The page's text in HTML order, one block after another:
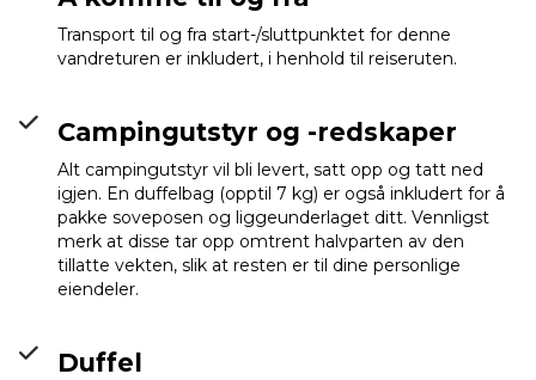
Transport til og fra start-/sluttpunktet for denne
vandreturen er inkludert, i henhold til reiseruten.
Campingutstyr og -redskaper
Alt campingutstyr vil bli levert, satt opp og tatt ned
igjen. En duffelbag (opptil 7 kg) er også inkludert for å
pakke soveposen og liggeunderlaget ditt. Vennligst
merk at disse tar opp omtrent halvparten av den
tillatte vekten, slik at resten er til dine personlige
eiendeler.
Duffel